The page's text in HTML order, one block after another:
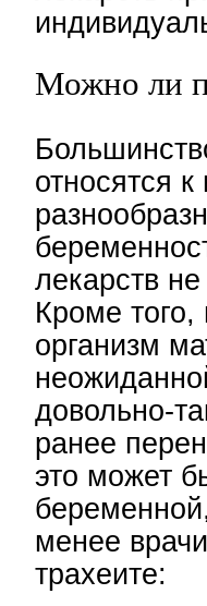
Можно ли
относятся
лекарств
Кроме
организм
довольно-
ранее
это может
менее
трахеите: